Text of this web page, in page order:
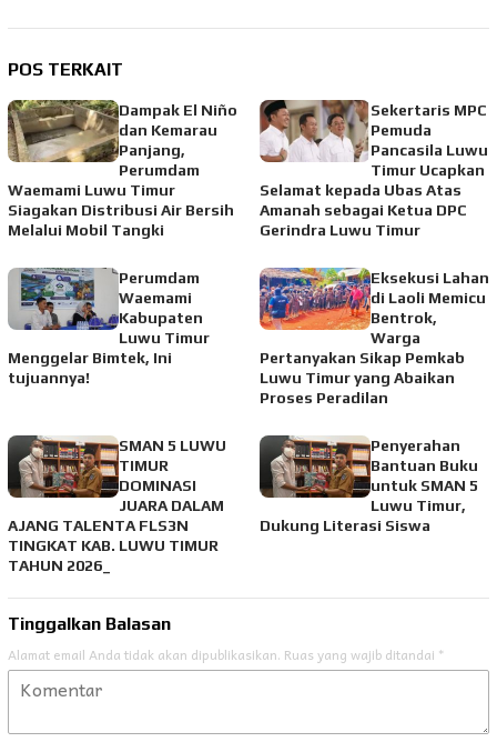
POS TERKAIT
Dampak El Niño
dan Kemarau
Panjang,
Perumdam
Waemami Luwu Timur
Siagakan Distribusi Air Bersih
Melalui Mobil Tangki
Sekertaris MPC
Pemuda
Pancasila Luwu
Timur Ucapkan
Selamat kepada Ubas Atas
Amanah sebagai Ketua DPC
Gerindra Luwu Timur
Perumdam
Waemami
Kabupaten
Luwu Timur
Menggelar Bimtek, Ini
tujuannya!
Eksekusi Lahan
di Laoli Memicu
Bentrok,
Warga
Pertanyakan Sikap Pemkab
Luwu Timur yang Abaikan
Proses Peradilan
SMAN 5 LUWU
TIMUR
DOMINASI
JUARA DALAM
AJANG TALENTA FLS3N
TINGKAT KAB. LUWU TIMUR
TAHUN 2026_
Penyerahan
Bantuan Buku
untuk SMAN 5
Luwu Timur,
Dukung Literasi Siswa
Tinggalkan Balasan
Alamat email Anda tidak akan dipublikasikan. Ruas yang wajib ditandai *